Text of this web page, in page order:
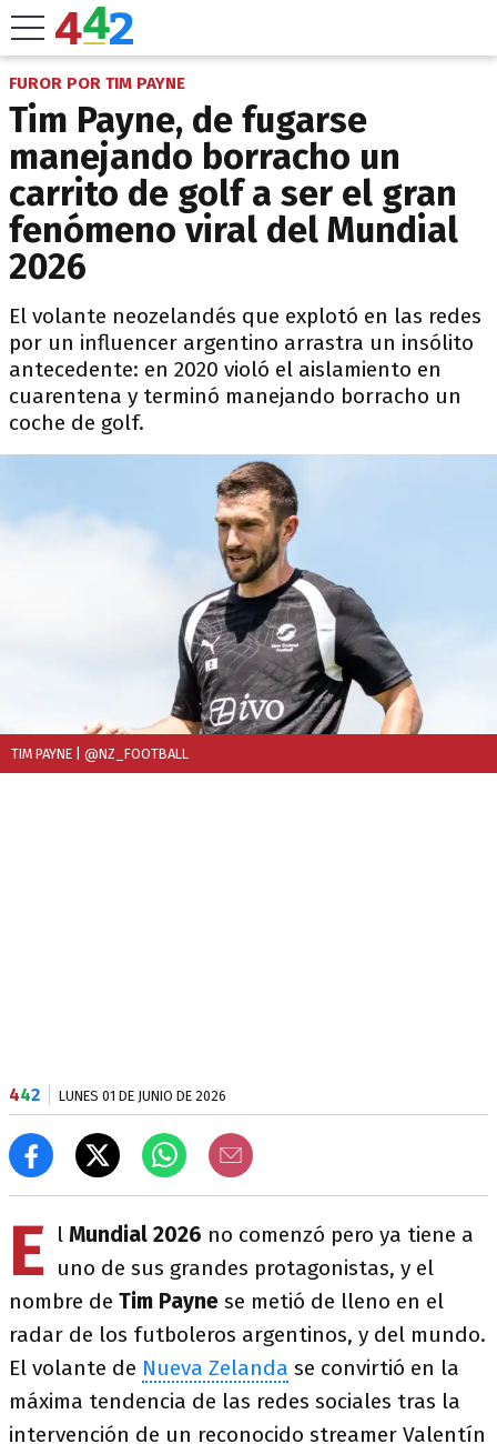
FUROR POR TIM PAYNE
Tim Payne, de fugarse
manejando borracho un
carrito de golf a ser el gran
fenómeno viral del Mundial
2026
El volante neozelandés que explotó en las redes
por un influencer argentino arrastra un insólito
antecedente: en 2020 violó el aislamiento en
cuarentena y terminó manejando borracho un
coche de golf.
TIM PAYNE | @NZ_FOOTBALL
442 LUNES 01 DE JUNIO DE 2026
E l Mundial 2026 no comenzó pero ya tiene a
uno de sus grandes protagonistas, y el
nombre de Tim Payne se metió de lleno en el
radar de los futboleros argentinos, y del mundo.
El volante de Nueva Zelanda se convirtió en la
máxima tendencia de las redes sociales tras la
intervención de un reconocido streamer Valentín